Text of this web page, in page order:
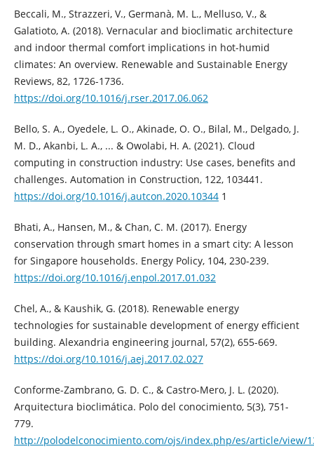
Beccali, M., Strazzeri, V., Germanà, M. L., Melluso, V., &
Galatioto, A. (2018). Vernacular and bioclimatic architecture
and indoor thermal comfort implications in hot-humid
climates: An overview. Renewable and Sustainable Energy
Reviews, 82, 1726-1736.
https://doi.org/10.1016/j.rser.2017.06.062
Bello, S. A., Oyedele, L. O., Akinade, O. O., Bilal, M., Delgado, J.
M. D., Akanbi, L. A., ... & Owolabi, H. A. (2021). Cloud
computing in construction industry: Use cases, benefits and
challenges. Automation in Construction, 122, 103441.
https://doi.org/10.1016/j.autcon.2020.103441
Bhati, A., Hansen, M., & Chan, C. M. (2017). Energy
conservation through smart homes in a smart city: A lesson
for Singapore households. Energy Policy, 104, 230-239.
https://doi.org/10.1016/j.enpol.2017.01.032
Chel, A., & Kaushik, G. (2018). Renewable energy
technologies for sustainable development of energy efficient
building. Alexandria engineering journal, 57(2), 655-669.
https://doi.org/10.1016/j.aej.2017.02.027
Conforme-Zambrano, G. D. C., & Castro-Mero, J. L. (2020).
Arquitectura bioclimática. Polo del conocimiento, 5(3), 751-
779.
http://polodelconocimiento.com/ojs/index.php/es/article/view/